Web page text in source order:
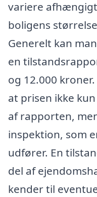
variere
boligens
Generelt kan
en
og 12.000
at prisen ikke
af rapporten,
inspektion, som
udfører. En
del af
kender til